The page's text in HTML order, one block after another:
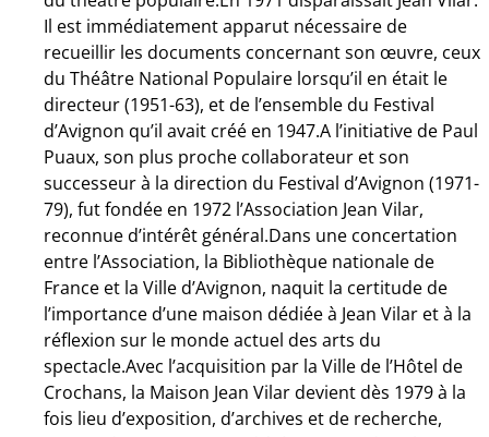
Il est immédiatement apparut nécessaire de
recueillir les documents concernant son œuvre, ceux
du Théâtre National Populaire lorsqu’il en était le
directeur (1951-63), et de l’ensemble du Festival
d’Avignon qu’il avait créé en 1947.A l’initiative de Paul
Puaux, son plus proche collaborateur et son
successeur à la direction du Festival d’Avignon (1971-
79), fut fondée en 1972 l’Association Jean Vilar,
reconnue d’intérêt général.Dans une concertation
entre l’Association, la Bibliothèque nationale de
France et la Ville d’Avignon, naquit la certitude de
l’importance d’une maison dédiée à Jean Vilar et à la
réflexion sur le monde actuel des arts du
spectacle.Avec l’acquisition par la Ville de l’Hôtel de
Crochans, la Maison Jean Vilar devient dès 1979 à la
fois lieu d’exposition, d’archives et de recherche,